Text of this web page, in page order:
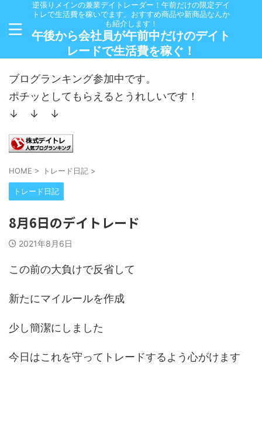
逆張りメインの兼業デイトレーダー！午前だけの限定デイ
トレで生活費を稼いでます。おすすめ商品や新商品なんか
も紹介します！
午後から会社員が午前中だけのデイト
レードで生活費を稼ぐ！
ブログランキング参加中です。
ポチッとしてもらえるとうれしいです！
↓ ↓ ↓
HOME > トレード日記 >
トレード日記
8月6日のデイトレード
2021年8月6日
この前の大負けで反省して
新たにマイルールを作成
少し簡潔にしました
今日はこれを守ってトレードするよう心がけます